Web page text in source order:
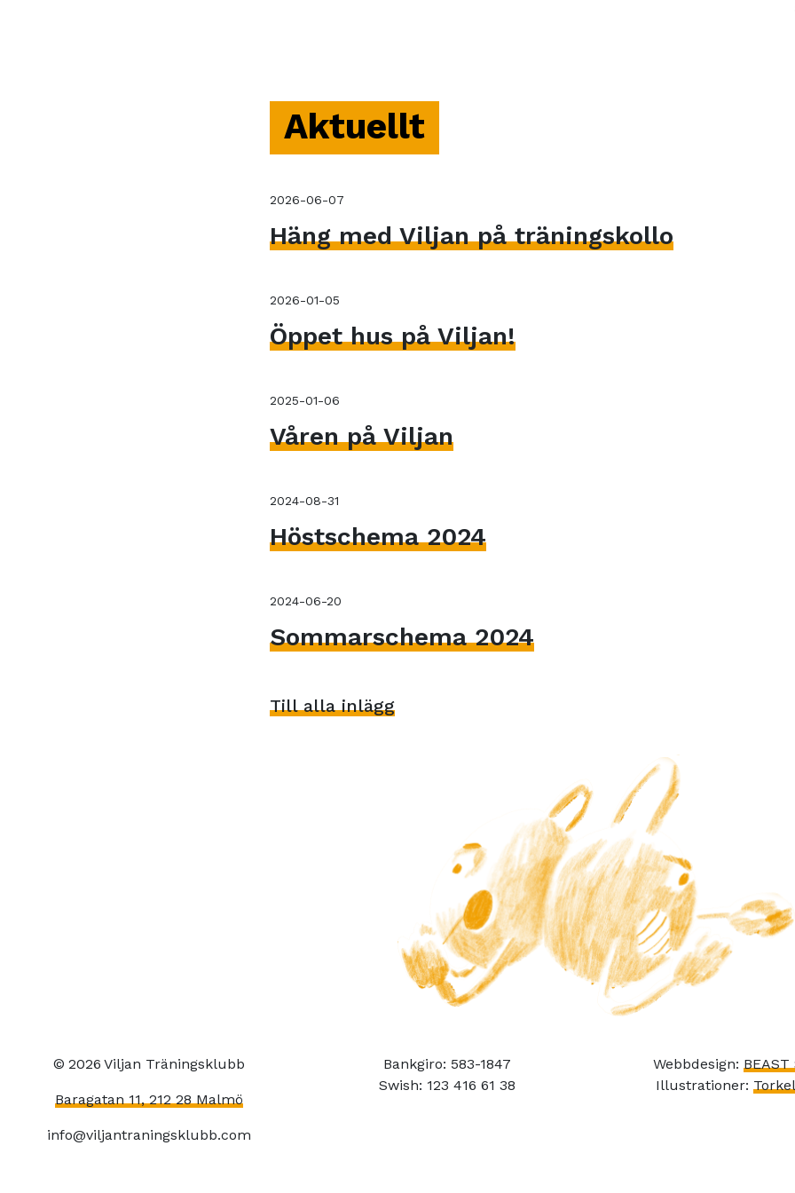
Aktuellt
2026-06-07
Häng med Viljan på träningskollo
2026-01-05
Öppet hus på Viljan!
2025-01-06
Våren på Viljan
2024-08-31
Höstschema 2024
2024-06-20
Sommarschema 2024
Till alla inlägg
© 2026 Viljan Träningsklubb
Baragatan 11, 212 28 Malmö
info@viljantraningsklubb.com
Bankgiro: 583-1847
Swish: 123 416 61 38
Webbdesign:
Illustrationer: